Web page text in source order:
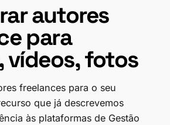
autores
para
vídeos, fotos
freelances para o seu
que já descrevemos
às plataformas de Gestão